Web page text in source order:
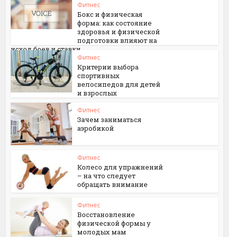
Фитнес
Бокс и физическая
форма: как состояние
здоровья и физической
подготовки влияют на
исход боев и ставки
Фитнес
Критерии выбора
спортивных
велосипедов для детей
и взрослых
Фитнес
Зачем заниматься
аэробикой
Фитнес
Колесо для упражнений
– на что следует
обращать внимание
Фитнес
Восстановление
физической формы у
молодых мам